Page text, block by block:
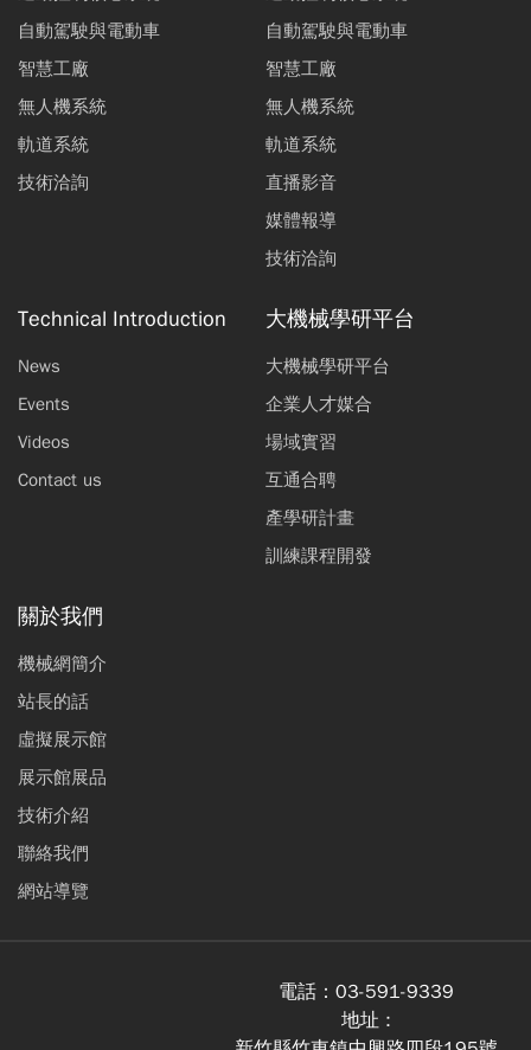
自動駕駛與電動車
智慧工廠
無人機系統
軌道系統
技術洽詢
自動駕駛與電動車
智慧工廠
無人機系統
軌道系統
直播影音
媒體報導
技術洽詢
Technical Introduction
News
Events
Videos
Contact us
大機械學研平台
大機械學研平台
企業人才媒合
場域實習
互通合聘
產學研計畫
訓練課程開發
關於我們
機械網簡介
站長的話
虛擬展示館
展示館展品
技術介紹
聯絡我們
網站導覽
電話： 03-591-9339
地址 :